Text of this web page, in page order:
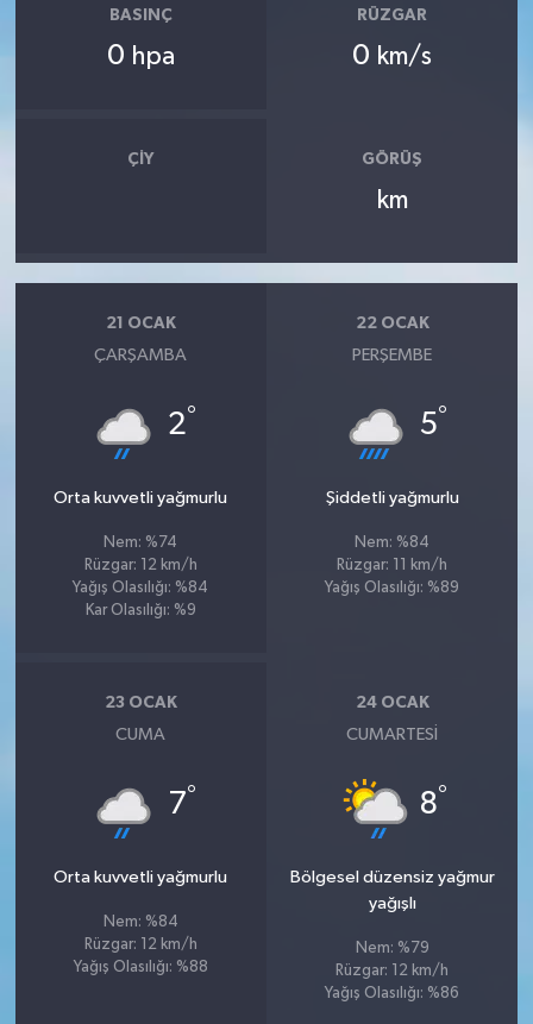
BASINÇ
0 hpa
RÜZGAR
0 km/s
ÇIY GÖRÜŞ
km
21 OCAK
ÇARŞAMBA
2°
Orta kuvvetli yağmurlu
Nem: %74
Rüzgar: 12 km/h
Yağış Olasılığı: %84
Kar Olasılığı: %9
22 OCAK
PERŞEMBE
5°
Şiddetli yağmurlu
Nem: %84
Rüzgar: 11 km/h
Yağış Olasılığı: %89
23 OCAK
CUMA
7°
Orta kuvvetli yağmurlu
Nem: %84
Rüzgar: 12 km/h
Yağış Olasılığı: %88
24 OCAK
CUMARTESI
8°
Bölgesel düzensiz yağmur
yağışlı
Nem: %79
Rüzgar: 12 km/h
Yağış Olasılığı: %86